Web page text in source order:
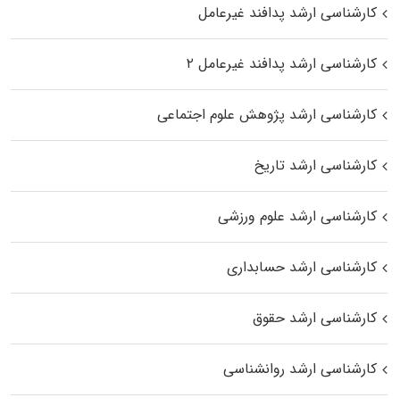
کارشناسی ارشد پدافند غیرعامل
کارشناسی ارشد پدافند غیرعامل ۲
کارشناسی ارشد پژوهش علوم اجتماعی
کارشناسی ارشد تاریخ
کارشناسی ارشد علوم ورزشی
کارشناسی ارشد حسابداری
کارشناسی ارشد حقوق
کارشناسی ارشد روانشناسی